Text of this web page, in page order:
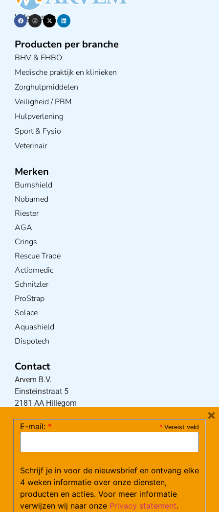
Volg ons op
Producten per branche
BHV & EHBO
Medische praktijk en klinieken
Zorghulpmiddelen
Veiligheid / PBM
Hulpverlening
Sport & Fysio
Veterinair
Merken
Burnshield
Nobamed
Riester
AGA
Crings
Rescue Trade
Actiomedic
Schnitzler
ProStrap
Solace
Aquashield
Dispotech
Contact
Arvem B.V.
Einsteinstraat 5
2181 AA Hillegom
(maandag – donderdag 08:30-17:15 uur / vrijdag
Mail:klantenservice@arvem.nl
Werken bij Arvem?
* Vereist veld
E-mail: *
Schrijf je in voor de nieuwsbrief en ontvang elke
4 weken informatie over onze diensten,
producten en acties. Voor meer informatie
verwijzen wij naar onze Privacy statement.
×